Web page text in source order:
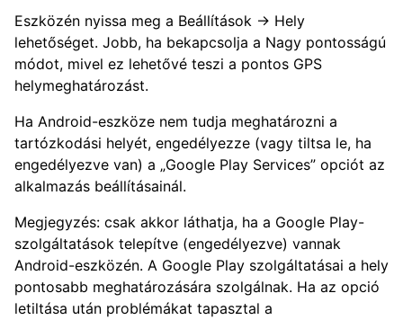
Eszközén nyissa meg a Beállítások → Hely
lehetőséget. Jobb, ha bekapcsolja a Nagy pontosságú
módot, mivel ez lehetővé teszi a pontos GPS
helymeghatározást.
Ha Android-eszköze nem tudja meghatározni a
tartózkodási helyét, engedélyezze (vagy tiltsa le, ha
engedélyezve van) a „Google Play Services” opciót az
alkalmazás beállításainál.
Megjegyzés: csak akkor láthatja, ha a Google Play-
szolgáltatások telepítve (engedélyezve) vannak
Android-eszközén. A Google Play szolgáltatásai a hely
pontosabb meghatározására szolgálnak. Ha az opció
letiltása után problémákat tapasztal a